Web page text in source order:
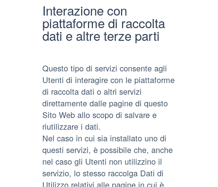
Interazione con
piattaforme di raccolta
dati e altre terze parti
Questo tipo di servizi consente agli
Utenti di interagire con le piattaforme
di raccolta dati o altri servizi
direttamente dalle pagine di questo
Sito Web allo scopo di salvare e
riutilizzare i dati.
Nel caso in cui sia installato uno di
questi servizi, è possibile che, anche
nel caso gli Utenti non utilizzino il
servizio, lo stesso raccolga Dati di
Utilizzo relativi alle pagine in cui è